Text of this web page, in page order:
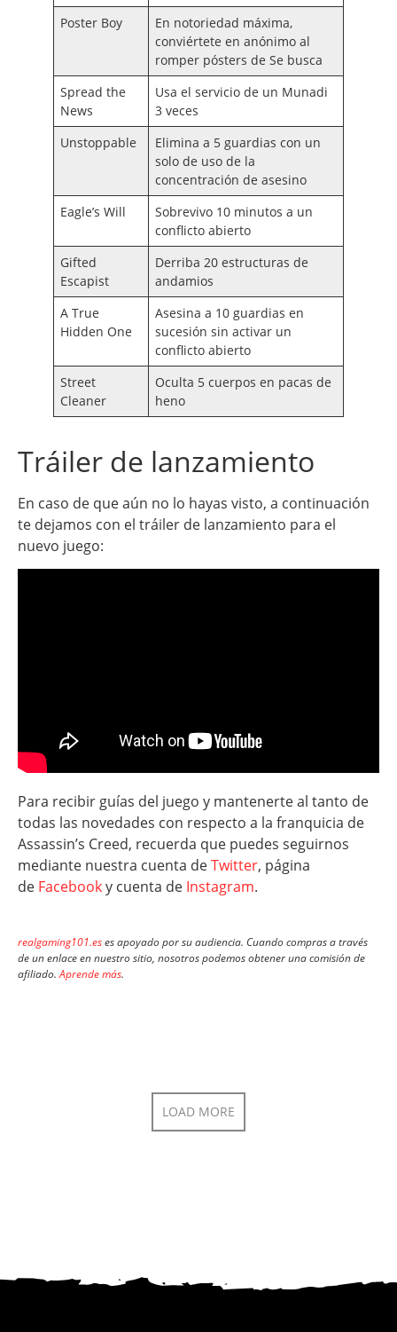
Poster Boy
En notoriedad máxima,
conviértete en anónimo al
romper pósters de Se busca
Spread the
News
Usa el servicio de un Munadi
3 veces
Unstoppable
Elimina a 5 guardias con un
solo de uso de la
concentración de asesino
Eagle’s Will
Sobrevivo 10 minutos a un
conflicto abierto
Gifted
Escapist
Derriba 20 estructuras de
andamios
A True
Hidden One
Asesina a 10 guardias en
sucesión sin activar un
conflicto abierto
Street
Cleaner
Oculta 5 cuerpos en pacas de
heno
Tráiler de lanzamiento
En caso de que aún no lo hayas visto, a continuación
te dejamos con el tráiler de lanzamiento para el
nuevo juego:
Para recibir guías del juego y mantenerte al tanto de
todas las novedades con respecto a la franquicia de
Assassin’s Creed, recuerda que puedes seguirnos
mediante nuestra cuenta deTwitter, página
de Facebooky cuenta de Instagram.
realgaming101.eses apoyado por su audiencia. Cuando compras a través
de un enlace en nuestro sitio, nosotros podemos obtener una comisión de
afiliado.Aprende más.
LOAD MORE